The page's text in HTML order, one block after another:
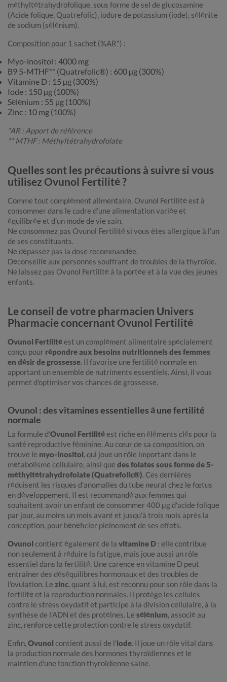
méthyltétrahydrofolique, sous forme de sel de glucosamine
(Acide folique, Quatrefolic), iodure de potassium (iode), sélénite
de sodium (sélénium).
Composition pour 1 sachet (%AR*) :
Myo-inositol : 4000 mg
B9 5-MTHF** (Quatrefolic®) : 600 µg (300%)
Vitamine D : 15 µg (300%)
Iode : 150 µg (100%)
Sélénium : 55 μg (100%)
Zinc : 10 mg (100%)
*AR : Apport de référence
** MTHF : Méthyltétrahydrofolate
Quelles sont les précautions à suivre si vous
utilisez Ovunol Fertilité ?
Comme tout complément alimentaire, Ovunol Fertilité est à
consommer dans le cadre d’une alimentation variée et
équilibrée et d’un mode de vie sain.
Ne consommez pas Ovunol Fertilité si vous êtes allergique à l’un
de ses constituants.
Ne dépassez pas la dose recommandée.
Déconseillé aux personnes souffrant de troubles de la thyroïde.
Ne laissez pas Ovunol Fertilité à la portée et à la vue des jeunes
enfants.
Le conseil de votre pharmacien Univers
Pharmacie concernant Ovunol Fertilité
Ovunol Fertilitéest un complément alimentaire spécialement
conçu pour répondre aux besoins nutritionnels des femmes
en désir de grossesse. Il favorise une fertilité normale en
apportant un ensemble de nutriments essentiels. Ainsi, il vous
permet d'optimiser vos chances de grossesse.
Ovunol : des vitamines essentielles à une fertilité
normale
La formule d'Ovunol Fertilitéest riche en éléments clés pour la
santé reproductive féminine. Au cœur de sa composition, on
trouve le myo-inositol, qui joue un rôle important dans le
métabolisme cellulaire, ainsi que des folates sous forme de 5-
méthyltétrahydrofolate (Quatrefolic®). Ces dernières
réduisent les risques d'anomalies du tube neural chez le fœtus
en développement. Il est recommandé aux femmes qui
souhaitent avoir un enfant de consommer 400 μg d'acide folique
par jour, au moins un mois avant et jusqu'à trois mois après la
conception, pour bénéficier pleinement de ses effets.
Ovunol contient également de la vitamine D : elle contribue
non seulement à réduire la fatigue, mais joue aussi un rôle
essentiel dans la fertilité. Une carence en vitamine D peut
entraîner des déséquilibres hormonaux et des troubles de
l'ovulation. Le zinc, quant à lui, est reconnu pour son rôle dans la
fertilité et la reproduction normales. Il protège les cellules
contre le stress oxydatif et participe à la division cellulaire, à la
synthèse de l'ADN et des protéines. Le sélénium, associé au
zinc, renforce cette protection contre le stress oxydatif.
Enfin, Ovunol contient aussi de l'iode. Il joue un rôle vital dans
la production normale des hormones thyroïdiennes et le
maintien d'une fonction thyroïdienne saine.